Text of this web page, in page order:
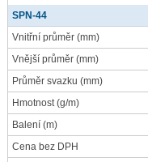
SPN-44
Vnitřní průměr (mm)
Vnější průměr (mm)
Průměr svazku (mm)
Hmotnost(g/m)
Balení (m)
Cena bez DPH